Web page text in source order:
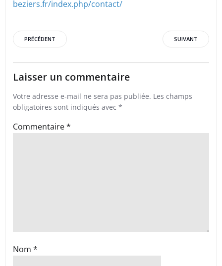
beziers.fr/index.php/contact/
Post
navigation
PRÉCÉDENT
navigation
SUIVANT
Laisser un commentaire
Votre adresse e-mail ne sera pas publiée. Les champs
obligatoires sont indiqués avec *
Commentaire*
Nom *